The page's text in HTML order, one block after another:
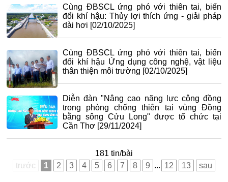
Cùng ĐBSCL ứng phó với thiên tai, biến
đổi khí hậu: Thủy lợi thích ứng - giải pháp
dài hơi [02/10/2025]
Cùng ĐBSCL ứng phó với thiên tai, biến
đổi khí hậu Ứng dụng công nghệ, vật liệu
thân thiện môi trường [02/10/2025]
Diễn đàn "Nâng cao năng lực cộng đồng
trong phòng chống thiên tai vùng Đồng
bằng sông Cửu Long" được tổ chức tại
Cần Thơ [29/11/2024]
181 tin/bài
trước
1 2 3 4 5 6 7 8 9 ... 12 13 sau